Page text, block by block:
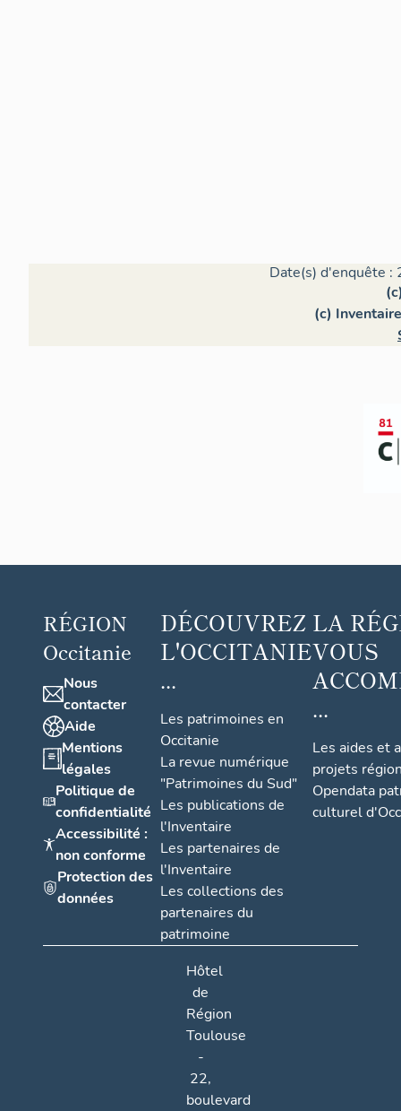
Date(s) d'enquête :
(c)
RÉGION
Occitanie
Nous
contacter
Aide
Mentions
légales
Politique de
confidentialité
Accessibilité :
non conforme
Protection des
données
DÉCOUVREZ
L'OCCITANIE
...
Les patrimoines en
Occitanie
La revue numérique
"Patrimoines du Sud"
Les publications de
l'Inventaire
Les partenaires de
l'Inventaire
Les collections des
partenaires du
patrimoine
LA
VOUS
...
Les aides et
projets
Opendata
culturel
Hôtel
de
Région
Toulouse
-
22,
boulevard